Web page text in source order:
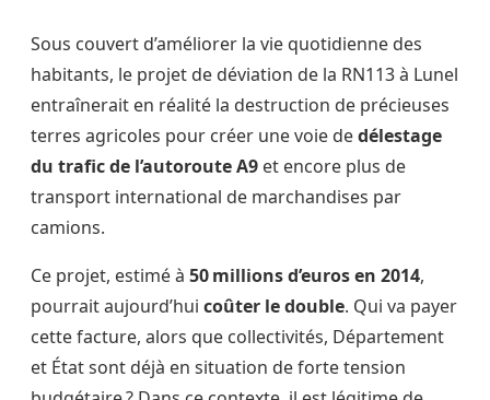
Sous couvert d’améliorer la vie quotidienne des
habitants, le projet de déviation de la RN113 à Lunel
entraînerait en réalité la destruction de précieuses
terres agricoles pour créer une voie dedélestage
du trafic de l’autoroute A9 et encore plus de
transport international de marchandises par
camions.
Ce projet, estimé à 50 millions d’euros en 2014,
pourrait aujourd’hui coûter le double. Qui va payer
cette facture, alors que collectivités, Département
et État sont déjà en situation de forte tension